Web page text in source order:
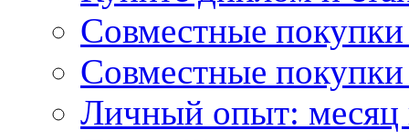
Совместные
Совместные покупки
Личный опыт: месяц